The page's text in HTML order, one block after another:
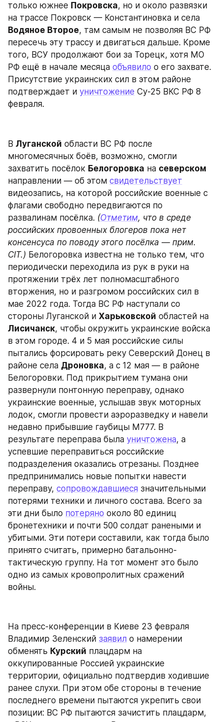
только южнее Покровска, но и около развязки
Водяное Второе, там самым не позволяя ВС РФ
пересечь эту трассу и двигаться дальше. Кроме
того, ВСУ продолжают бои за Торецк, хотя МО
РФ ещё в начале месяца объявило о его захвате.
Присутствие украинских сил в этом районе
подтверждает и уничтожение Су-25 ВКС РФ 8
февраля.
В Луганской области ВС РФ после
многомесячных боёв, возможно, смогли
захватить посёлок Белогоровка на северском
направлении — об этом свидетельствует
видеозапись, на которой российские военные с
флагами свободно передвигаются по
развалинам посёлка. (Отметим, что в среде
российских провоенных блогеров пока нет
консенсуса по поводу этого посёлка — прим.
CIT.) Белогоровка известна не только тем, что
периодически переходила из рук в руки на
протяжении трёх лет полномасштабного
вторжения, но и разгромом российских сил в
мае 2022 года. Тогда ВС РФ наступали со
стороны Луганской и Харьковской
Лисичанск, чтобы окружить украинские войска
в этом городе. 4 и 5 мая российские силы
пытались форсировать реку Северский Донец в
районе села Дроновка, а с 12 мая — в районе
Белогоровки. Под прикрытием тумана они
развернули понтонную переправу, однако
украинские военные, услышав звук моторных
лодок, смогли провести аэроразведку и навели
недавно прибывшие гаубицы М777. В
результате переправа была уничтожена, а
успевшие переправиться российские
подразделения оказались отрезаны. Позднее
предпринимались новые попытки навести
переправу, сопровождавшиеся значительными
потерями техники и личного состава. Всего за
эти дни было потеряно около 80 единиц
бронетехники и почти 500 солдат ранеными и
убитыми. Эти потери составили, как тогда было
принято считать, примерно батальонно-
тактическую группу. На тот момент это было
одно из самых кровопролитных сражений
войны.
На пресс-конференции в Киеве 23 февраля
Владимир Зеленский заявил о намерении
обменять Курский плацдарм на
оккупированные Россией украинские
территории, официально подтвердив ходившие
ранее слухи. При этом обе стороны в течение
последнего времени пытаются укрепить свои
позиции: ВС РФ пытаются зачистить плацдарм,